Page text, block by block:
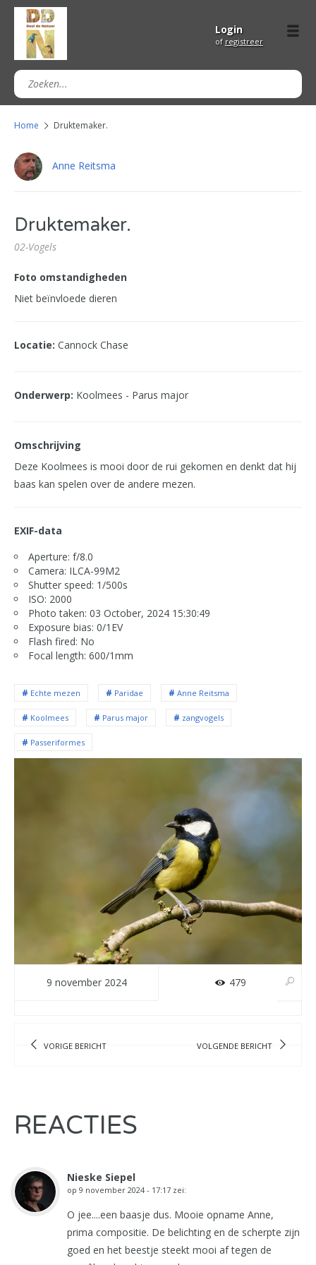
Login
of registreer
Home Druktemaker.
Anne Reitsma
Druktemaker.
02-Vogels
Foto omstandigheden
Niet beïnvloede dieren
Locatie: Cannock Chase
Onderwerp: Koolmees - Parus major
Omschrijving
Deze Koolmees is mooi door de rui gekomen en denkt dat hij
baas kan spelen over de andere mezen.
EXIF-data
Aperture: f/8.0
Camera: ILCA-99M2
Shutter speed: 1/500s
ISO: 2000
Photo taken: 03 October, 2024 15:30:49
Exposure bias: 0/1EV
Flash fired: No
Focal length: 600/1mm
Echte mezen Paridae Anne Reitsma
Koolmees Parus major zangvogels
Passeriformes
9 november 2024 479
VORIGE BERICHT VOLGENDE BERICHT
REACTIES
Nieske Siepel
op 9 november 2024 - 17:17 zei:
O jee....een baasje dus. Mooie opname Anne,
prima compositie. De belichting en de scherpte zijn
goed en het beestje steekt mooi af tegen de